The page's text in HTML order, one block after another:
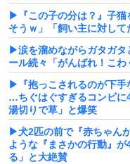
▶『この子の分は？』子猫
そうｗ」「飼い主に対して
▶涙を溜めながらガタガ
ール続々「がんばれ！こ
▶『抱っこされるのが下手
…ちぐはぐすぎるコンビに
湯切りで草」と爆笑
▶犬2匹の前で『赤ちゃん
ような『まさかの行動』
る」と大絶賛